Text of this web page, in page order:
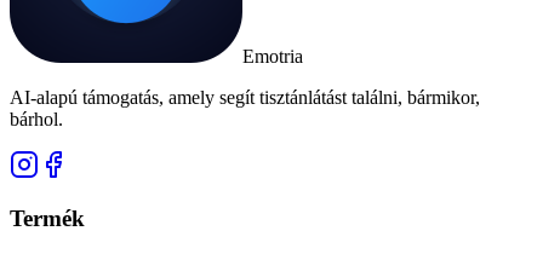
Emotria
AI-alapú támogatás, amely segít tisztánlátást találni, bármikor,
bárhol.
Termék